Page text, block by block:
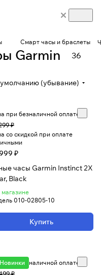
Смарт часы и браслеты
Garmin 36
(убывание)
при безналичной оплате
₽
со скидкой при оплате
₽
часы Garmin Instinct 2X
Black
магазине
010-02805-10
Купить
Новинки
при безналичной оплате